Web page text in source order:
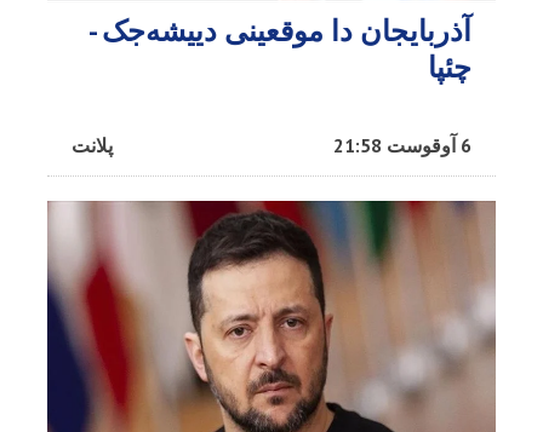
آذربایجان دا موقعینی دییشه‌جک -
چئپا
پلانت 6 آوقوست 21:58